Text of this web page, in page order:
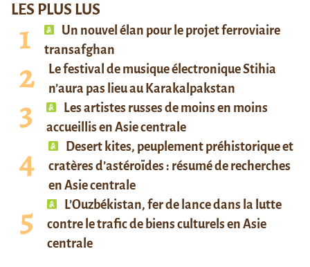
LES PLUS LUS
Un nouvel élan pour le projet ferroviaire
transafghan
Le festival de musique électronique Stihia
n’aura pas lieu au Karakalpakstan
Les artistes russes de moins en moins
accueillis en Asie centrale
Desert kites, peuplement préhistorique et
cratères d’astéroïdes : résumé de recherches
en Asie centrale
L’Ouzbékistan, fer de lance dans la lutte
contre le trafic de biens culturels en Asie
centrale